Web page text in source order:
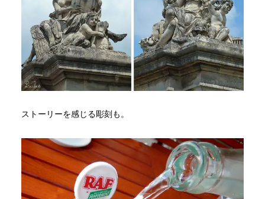
ストーリーを感じる彫刻も。